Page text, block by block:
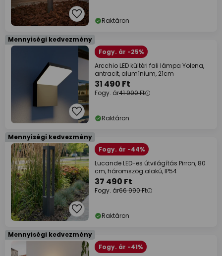
Raktáron
Mennyiségi kedvezmény
Fogy. ár -25%
Arcchio LED kültéri fali lámpa Yolena,
antracit, alumínium, 21cm
31 490 Ft
Fogy. ár41 990 Ft
Raktáron
Mennyiségi kedvezmény
Fogy. ár -44%
Lucande LED-es útvilágítás Pirron, 80
cm, háromszög alakú, IP54
37 490 Ft
Fogy. ár66 990 Ft
Raktáron
Mennyiségi kedvezmény
Fogy. ár -41%